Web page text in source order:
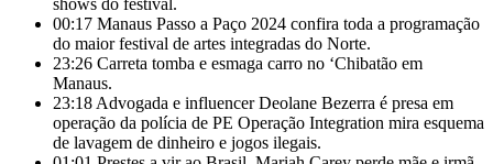
shows do festival.
00:17 Manaus Passo a Paço 2024 confira toda a programação
do maior festival de artes integradas do Norte.
23:26 Carreta tomba e esmaga carro no ‘Chibatão em
Manaus.
23:18 Advogada e influencer Deolane Bezerra é presa em
operação da polícia de PE Operação Integration mira esquema
de lavagem de dinheiro e jogos ilegais.